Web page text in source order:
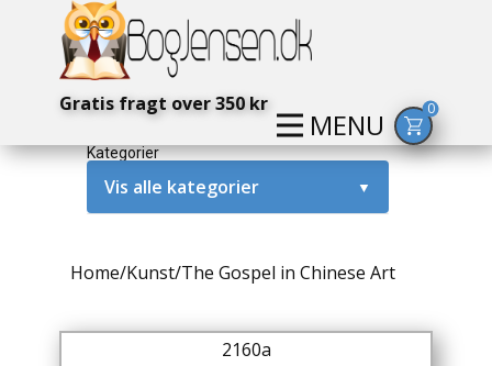
MENU
Gratis fragt over 350 kr 0
Kategorier
Vis alle kategorier ▼
Amerika / USA
Anden Verdenskrig
Home/Kunst/The Gospel in Chinese Art
2160a